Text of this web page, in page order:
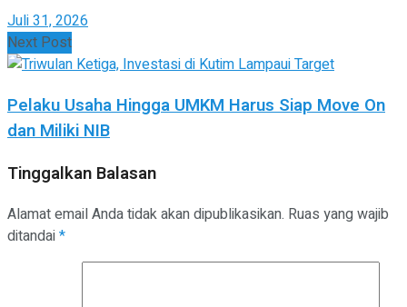
Juli 31, 2026
Next Post
Pelaku Usaha Hingga UMKM Harus Siap Move On
dan Miliki NIB
Tinggalkan Balasan
Alamat email Anda tidak akan dipublikasikan. Ruas yang wajib
ditandai*